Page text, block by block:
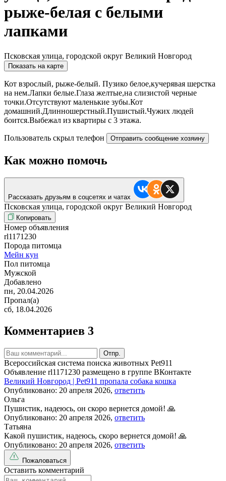
рыже-белая с белыми
лапками
Псковская улица, городской округ Великий Новгород
Показать на карте
Кот взрослый, рыже-белый. Пузико белое,кучерявая шерстка
на нем.Лапки белые.Глаза желтые,на слизистой черные
точки.Отсутствуют маленькие зубы.Кот
домашний.Длинношерстный.Пушистый.Чужих людей
боится.Выбежал из квартиры с 3 этажа.
Пользователь скрыл телефон Отправить сообщение хозяину
Как можно помочь
Рассказать друзьям в соцсетях и чатах
Псковская улица, городской округ Великий Новгород
Копировать
Номер объявления
rl1171230
Порода питомца
Мейн кун
Пол питомца
Мужской
Добавлено
пн, 20.04.2026
Пропал(а)
сб, 18.04.2026
Комментариев 3
Отпр.
Всероссийская система поиска животных Pet911
Объявление rl1171230 размещено в группе ВКонтакте
Великий Новгород | Pet911 пропала собака кошка
Опубликовано: 20 апреля 2026, ответить
Ольга
Пушистик, надеюсь, он скоро вернется домой! 🙏
Опубликовано: 20 апреля 2026, ответить
Татьяна
Какой пушистик, надеюсь, скоро вернется домой! 🙏
Опубликовано: 20 апреля 2026, ответить
Пожаловаться
Оставить комментарий